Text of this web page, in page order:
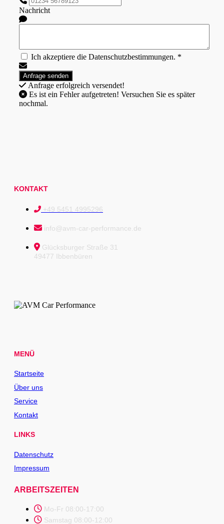
Nachricht
Ich akzeptiere die Datenschutzbestimmungen. *
Anfrage erfolgreich versendet!
nochmal.
KONTAKT
+49 5451 4995296
info@avm-car-performance.de
Glücksburger Straße 31
49477 Ibbenbüren
MENÜ
Startseite
Über uns
Service
Kontakt
LINKS
Datenschutz
Impressum
ARBEITSZEITEN
Mo-Fr 08:00-17:00
Samstag 08:00-12:00